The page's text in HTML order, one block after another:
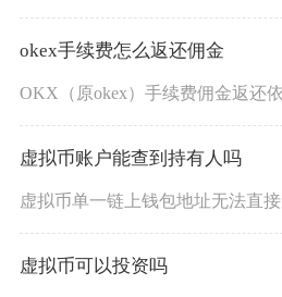
okex手续费怎么返还佣金
虚拟币账户能查到持有人吗
虚拟币可以投资吗